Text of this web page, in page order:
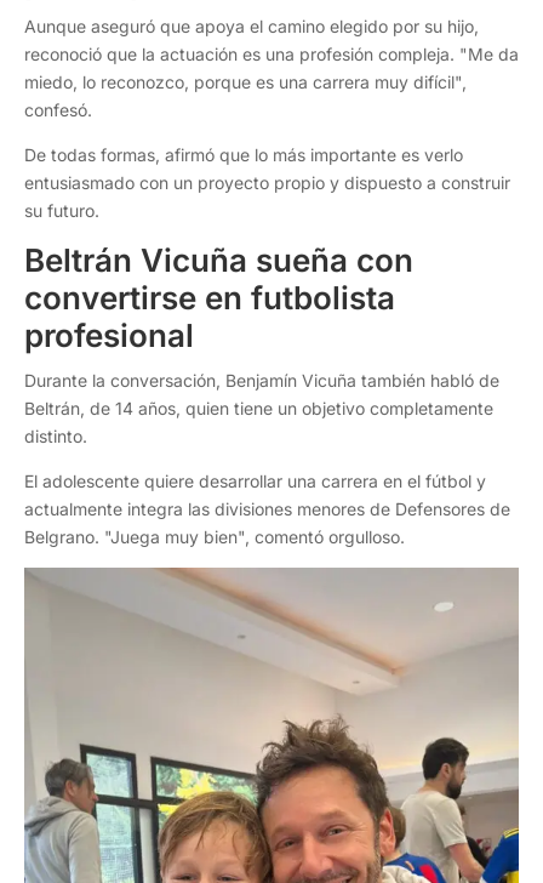
Aunque aseguró que apoya el camino elegido por su hijo,
reconoció que la actuación es una profesión compleja. "Me da
miedo, lo reconozco, porque es una carrera muy difícil",
confesó.
De todas formas, afirmó que lo más importante es verlo
entusiasmado con un proyecto propio y dispuesto a construir
su futuro.
Beltrán Vicuña sueña con
convertirse en futbolista
profesional
Durante la conversación, Benjamín Vicuña también habló de
Beltrán, de 14 años, quien tiene un objetivo completamente
distinto.
El adolescente quiere desarrollar una carrera en el fútbol y
actualmente integra las divisiones menores de Defensores de
Belgrano. "Juega muy bien", comentó orgulloso.